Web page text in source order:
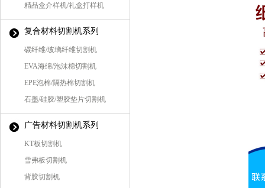
精品盒介样机/礼盒打样机
复合材料切割机系列
碳纤维/玻璃纤维切割机
EVA海绵/泡沫棉切割机
EPE泡棉/隔热棉切割机
石墨/硅胶/塑胶垫片切割机
广告材料切割机系列
KT板切割机
雪弗板切割机
背胶切割机